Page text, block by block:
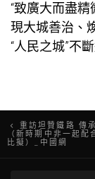
“致廣大而盡
現大城善治、
“人民之城”不
文
章
重訪坦贊鐵路 傳
（新時期中非一起配
比擬）_中國網